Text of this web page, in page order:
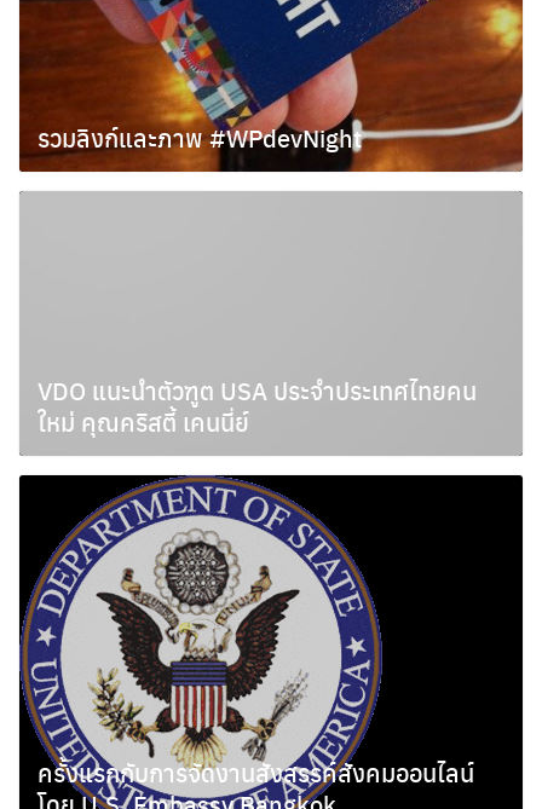
Search
for:
รวมลิงก์และภาพ #WPdevNight
กุมภาพันธ์ 6, 2011
VDO แนะนำตัวฑูต USA ประจำประเทศไทยคน
ใหม่ คุณคริสตี้ เคนนี่ย์
มกราคม 3, 2011
ครั้งแรกกับการจัดงานสังสรรค์สังคมออนไลน์